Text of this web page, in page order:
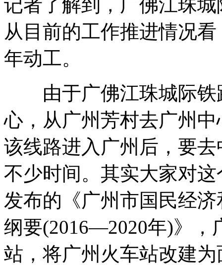
记者了解到，广佛江珠
从目前的工作推进情况
年动工。
由于广佛江珠城际铁
心，从广州芳村去广州
该线路进入广州后，要
不少时间。其实大家对
发布的《广州市国民经
纲要(2016—2020年)》，
站，将广州火车站改建